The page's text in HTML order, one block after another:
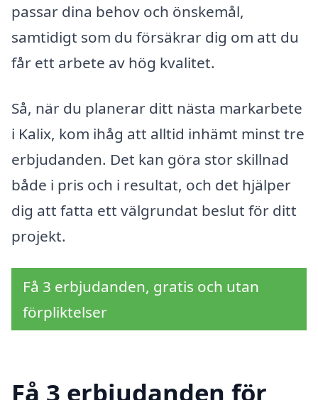
passar dina behov och önskemål,
samtidigt som du försäkrar dig om att du
får ett arbete av hög kvalitet.
Så, när du planerar ditt nästa markarbete
i Kalix, kom ihåg att alltid inhämt minst tre
erbjudanden. Det kan göra stor skillnad
både i pris och i resultat, och det hjälper
dig att fatta ett välgrundat beslut för ditt
projekt.
Få 3 erbjudanden, gratis och utan
förpliktelser
Få 3 erbjudanden för